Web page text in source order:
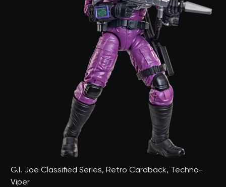
G.I. Joe Classified Series, Retro Cardback, Techno-
Viper